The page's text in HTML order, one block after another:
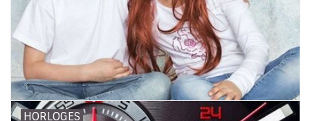
HORLOGES